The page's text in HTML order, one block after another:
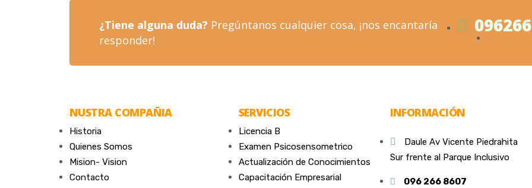
¿Tiene alguna duda? Pregúntanos cualquier cosa, ¡nos encantaría
responder!
NUSTRA COMPAÑIA
Historia
Quienes Somos
Mision- Vision
Contacto
SERVICIOS
Licencia B
Examen Psicosensometrico
Actualización de Conocimientos
Capacitación Empresarial
INFORMACIÓN
Daule Av Vicente Piedrahita
Sur frente al Parque Inclusivo
096 266 8607